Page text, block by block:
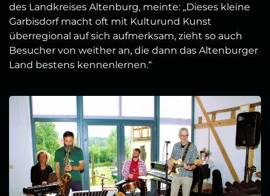
des Landkreises Altenburg, meinte: „Dieses kleine
Garbisdorf macht oft mit Kulturund Kunst
überregional auf sich aufmerksam, zieht so auch
Besucher von weither an, die dann das Altenburger
Land bestens kennenlernen.“